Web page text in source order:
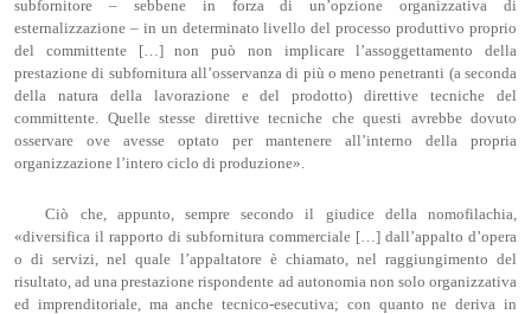
subfornitore – sebbene in forza di un’opzione organizzativa di
esternalizzazione – in un determinato livello del processo produttivo proprio
del committente […] non può non implicare l’assoggettamento della
prestazione di subfornitura all’osservanza di più o meno penetranti (a seconda
della natura della lavorazione e del prodotto) direttive tecniche del
committente. Quelle stesse direttive tecniche che questi avrebbe dovuto
osservare ove avesse optato per mantenere all’interno della propria
organizzazione l’intero ciclo di produzione».
Ciò che, appunto, sempre secondo il giudice della nomofilachia,
«diversifica il rapporto di subfornitura commerciale […] dall’appalto d’opera
o di servizi, nel quale l’appaltatore è chiamato, nel raggiungimento del
risultato, ad una prestazione rispondente ad autonomia non solo organizzativa
ed imprenditoriale, ma anche tecnico-esecutiva; con quanto ne deriva in